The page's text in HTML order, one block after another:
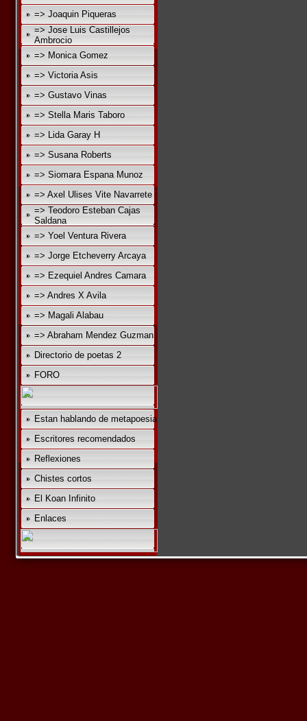
=> Joaquin Piqueras
=> Jose Luis Castillejos
Ambrocio
=> Monica Gomez
=> Victoria Asis
=> Gustavo Vinas
=> Stella Maris Taboro
=> Lida Garay H
=> Susana Roberts
=> Siomara Espana Munoz
=> Axel Ulises Vite Navarrete
=> Teodoro Esteban Cajas
Saldana
=> Yoel Ventura Rivera
=> Jorge Etcheverry Arcaya
=> Ezequiel Andres Camara
=> Andres X Avila
=> Magali Alabau
=> Abraham Mendez Guzman
Directorio de poetas 2
FORO
Estan hablando de metapoesia
Escritores recomendados
Reflexiones
Chistes cortos
El Koan Infinito
Enlaces